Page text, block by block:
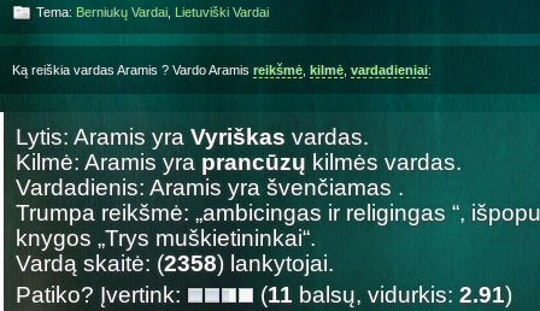
Tema: Berniukų Vardai Lietuviški Vardai
Ką reiškia vardas Aramis ? Vardo Aramis reikšmė kilmė vardadieniai:
Lytis: Aramis yra Vyriškas vardas.
Kilmė: Aramis yra prancūzų kilmės vardas.
Vardadienis: Aramis yra švenčiamas .
Trumpa reikšmė: „ambicingas ir religingas “,
knygos „Trys muškietininkai“.
Vardą skaitė: (2358) lankytojai.
Patiko? Įvertink:
(11 balsų, vidurkis: 2.91)